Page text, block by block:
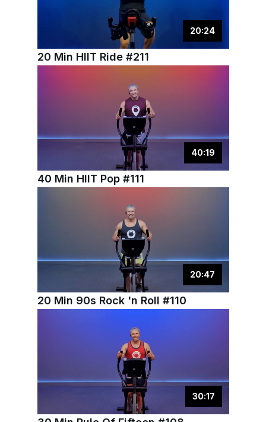
20:24
20 Min HIIT Ride #211
40:19
40 Min HIIT Pop #111
20:47
20 Min 90s Rock 'n Roll #110
30:17